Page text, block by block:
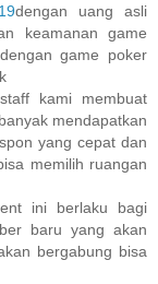
dengan uang asli
keamanan game
game poker
kami membuat
mendapatkan
yang cepat dan
memilih ruangan
ini berlaku bagi
baru yang akan
bergabung bisa